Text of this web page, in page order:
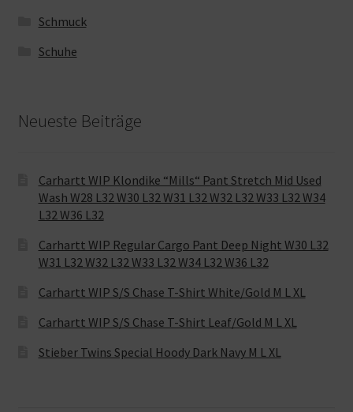
Schmuck
Schuhe
Neueste Beiträge
Carhartt WIP Klondike “Mills“ Pant Stretch Mid Used
Wash W28 L32 W30 L32 W31 L32 W32 L32 W33 L32 W34
L32 W36 L32
Carhartt WIP Regular Cargo Pant Deep Night W30 L32
W31 L32 W32 L32 W33 L32 W34 L32 W36 L32
Carhartt WIP S/S Chase T-Shirt White/Gold M L XL
Carhartt WIP S/S Chase T-Shirt Leaf/Gold M L XL
Stieber Twins Special Hoody Dark Navy M L XL